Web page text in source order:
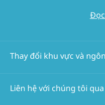
Thay đổi khu vực và
Liên hệ với chúng tôi qua